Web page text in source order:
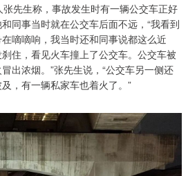
先生称，事故发生时有一辆公交车正好
同事当时就在公交车后面不远，“我看到
嘀嘀响，我当时还和同事说都这么近
住，看见火车撞上了公交车。公交车被
出浓烟。”张先生说，“公交车另一侧还
，有一辆私家车也着火了。”